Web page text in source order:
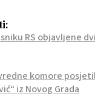
RS objavljene
komore
iz Novog Grada